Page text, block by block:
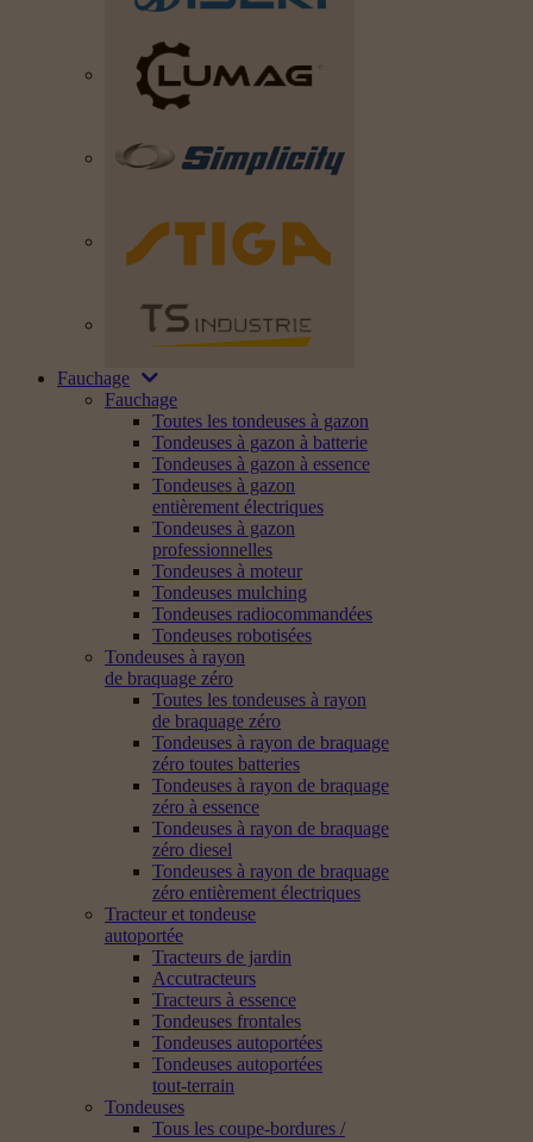
Fauchage
Fauchage
Toutes les tondeuses à gazon
Tondeuses à gazon à batterie
Tondeuses à gazon à essence
Tondeuses à gazon
entièrement électriques
Tondeuses à gazon
professionnelles
Tondeuses à moteur
Tondeuses mulching
Tondeuses radiocommandées
Tondeuses robotisées
Tondeuses à rayon
de braquage zéro
Toutes les tondeuses à rayon
de braquage zéro
Tondeuses à rayon de braquage
zéro toutes batteries
Tondeuses à rayon de braquage
zéro à essence
Tondeuses à rayon de braquage
zéro diesel
Tondeuses à rayon de braquage
zéro entièrement électriques
Tracteur et tondeuse
autoportée
Tracteurs de jardin
Accutracteurs
Tracteurs à essence
Tondeuses frontales
Tondeuses autoportées
Tondeuses autoportées
tout-terrain
Tondeuses
Tous les coupe-bordures /